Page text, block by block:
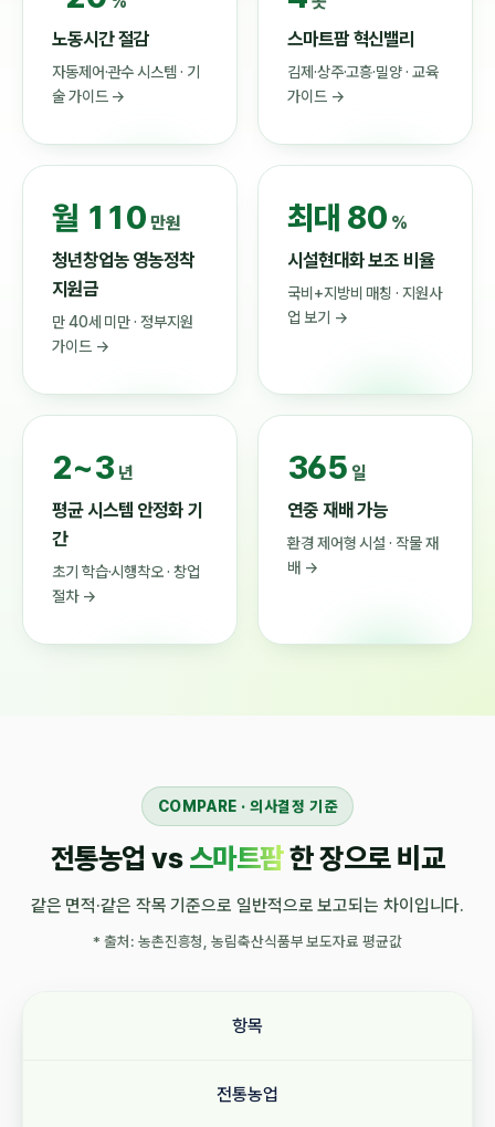
노동시간 절감
자동제어·관수 시스템 · 기
술 가이드 →
스마트팜 혁신밸리
김제·상주·고흥·밀양 · 교육
가이드 →
월 110 만원
청년창업농 영농정착
지원금
만 40세 미만 · 정부지원
가이드 →
최대 80 %
시설현대화 보조 비율
국비+지방비 매칭 · 지원사
업 보기 →
2~3 년
평균 시스템 안정화 기
간
초기 학습·시행착오 · 창업
절차 →
365 일
연중 재배 가능
환경 제어형 시설 · 작물 재
배 →
COMPARE · 의사결정 기준
전통농업 vs 스마트팜한 장으로 비교
같은 면적·같은 작목 기준으로 일반적으로 보고되는 차이입니다.
* 출처: 농촌진흥청, 농림축산식품부 보도자료 평균값
항목
전통농업